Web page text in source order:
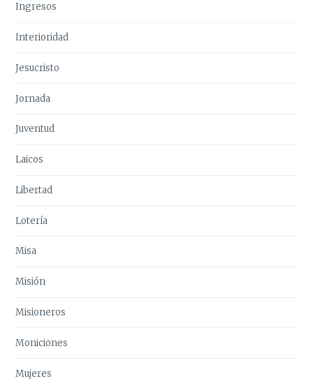
Ingresos
Interioridad
Jesucristo
Jornada
Juventud
Laicos
Libertad
Lotería
Misa
Misión
Misioneros
Moniciones
Mujeres